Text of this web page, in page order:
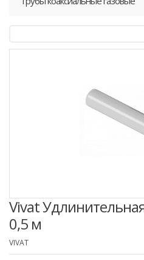
Vivat
0,5 м
VIVAT